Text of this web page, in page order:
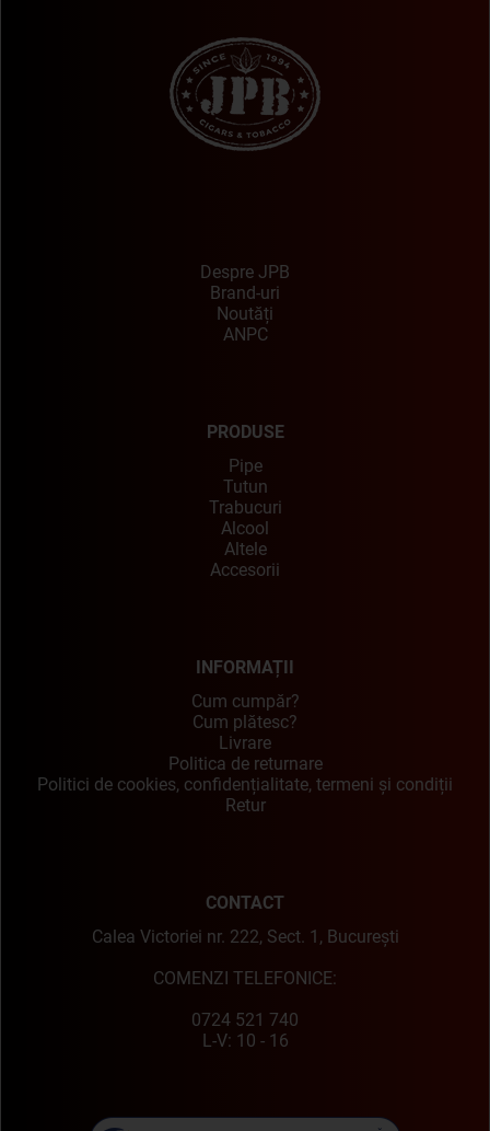
Despre JPB
Brand-uri
Noutăți
ANPC
PRODUSE
Pipe
Tutun
Trabucuri
Alcool
Altele
Accesorii
INFORMAȚII
Cum cumpăr?
Cum plătesc?
Livrare
Politica de returnare
Politici de cookies, confidențialitate, termeni și condiții
Retur
CONTACT
Calea Victoriei nr. 222, Sect. 1, București
COMENZI TELEFONICE:
0724 521 740
L-V: 10 - 16